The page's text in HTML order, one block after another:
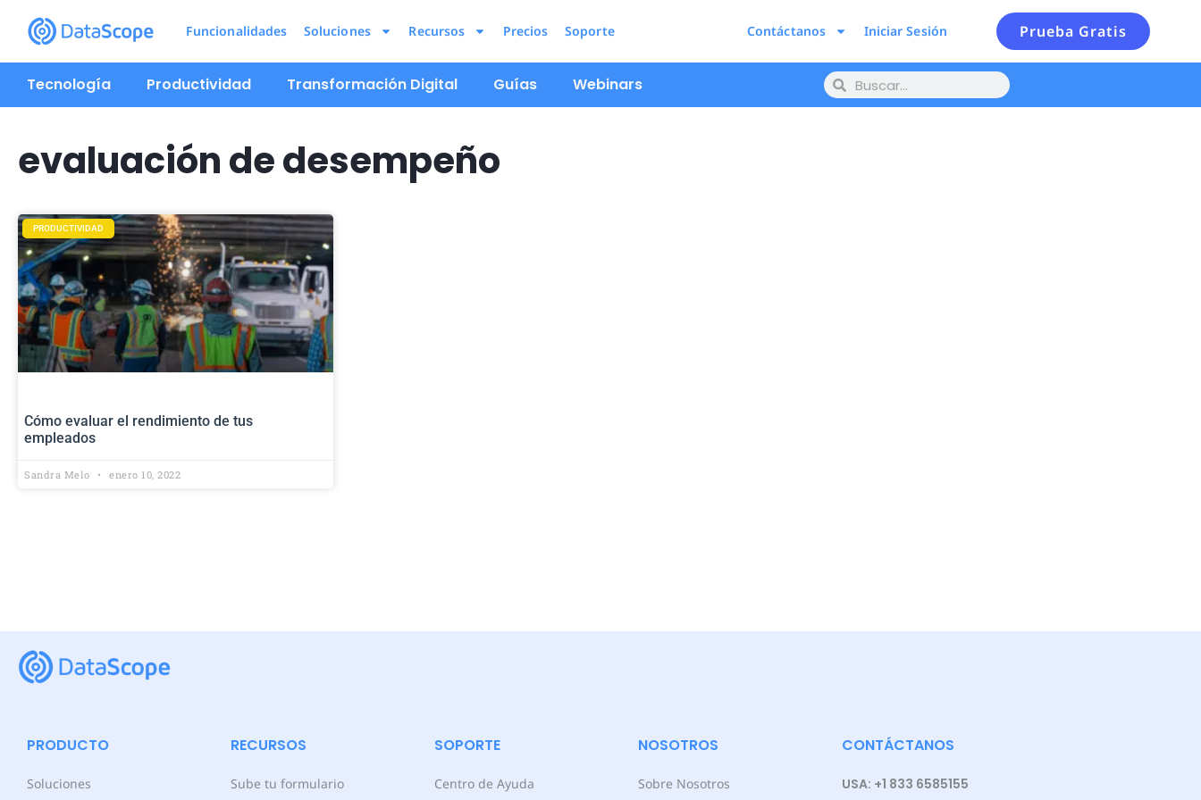
Funcionalidades Soluciones Recursos Precios Soporte Contáctanos Iniciar Sesión Prueba Gratis
Tecnología Productividad Transformación Digital Guías Webinars
evaluación de desempeño
PRODUCTIVIDAD
Cómo evaluar el rendimiento de tus
empleados
Sandra Melo enero 10, 2022
PRODUCTO
Soluciones
RECURSOS
Sube tu formulario
SOPORTE
Centro de Ayuda
NOSOTROS
Sobre Nosotros
CONTÁCTANOS
USA: +1 833 6585155